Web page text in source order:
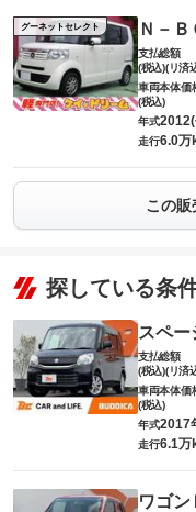
グーネットセレクト Ｎ－Ｂ
支払総額
(税込)(リ済
車両本体価
(税込)
年式
走行6.0万
この販
探している条
スペー
支払総額
(税込)(リ済
車両本体価
(税込)
年式2017
走行6.1万
ワゴン